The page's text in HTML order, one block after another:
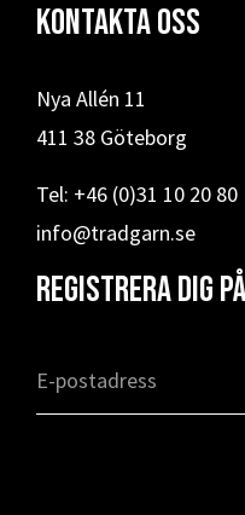
Kontakta oss
Nya Allén 11
411 38 Göteborg
Tel: +46 (0)31 10 20 80
info@tradgarn.se
Registrera dig